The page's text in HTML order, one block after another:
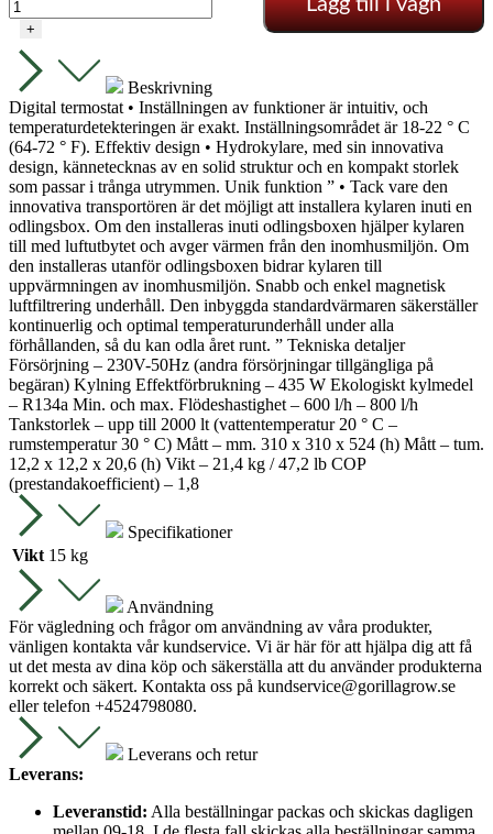
+
Beskrivning
Digital termostat • Inställningen av funktioner är intuitiv, och
temperaturdetekteringen är exakt. Inställningsområdet är 18-22 ° C
(64-72 ° F). Effektiv design • Hydrokylare, med sin innovativa
design, kännetecknas av en solid struktur och en kompakt storlek
som passar i trånga utrymmen. Unik funktion ” • Tack vare den
innovativa transportören är det möjligt att installera kylaren inuti en
odlingsbox. Om den installeras inuti odlingsboxen hjälper kylaren
till med luftutbytet och avger värmen från den inomhusmiljön. Om
den installeras utanför odlingsboxen bidrar kylaren till
uppvärmningen av inomhusmiljön. Snabb och enkel magnetisk
luftfiltrering underhåll. Den inbyggda standardvärmaren säkerställer
kontinuerlig och optimal temperaturunderhåll under alla
förhållanden, så du kan odla året runt. ” Tekniska detaljer
Försörjning – 230V-50Hz (andra försörjningar tillgängliga på
begäran) Kylning Effektförbrukning – 435 W Ekologiskt kylmedel
– R134a Min. och max. Flödeshastighet – 600 l/h – 800 l/h
Tankstorlek – upp till 2000 lt (vattentemperatur 20 ° C –
rumstemperatur 30 ° C) Mått – mm. 310 x 310 x 524 (h) Mått – tum.
12,2 x 12,2 x 20,6 (h) Vikt – 21,4 kg / 47,2 lb COP
(prestandakoefficient) – 1,8
Specifikationer
Vikt 15 kg
Användning
För vägledning och frågor om användning av våra produkter,
vänligen kontakta vår kundservice. Vi är här för att hjälpa dig att få
ut det mesta av dina köp och säkerställa att du använder produkterna
korrekt och säkert. Kontakta oss på kundservice@gorillagrow.se
eller telefon +4524798080.
Leverans och retur
Leverans:
Leveranstid: Alla beställningar packas och skickas dagligen